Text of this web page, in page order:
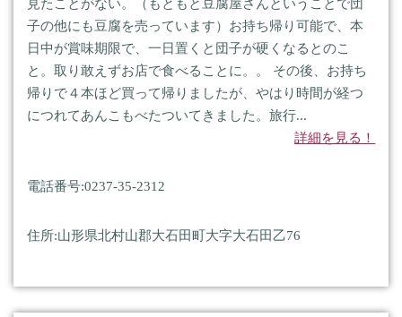
見たことがない。（もともと豆腐屋さんということで団
子の他にも豆腐を売っています）お持ち帰り可能で、本
日中が賞味期限で、一日置くと団子が硬くなるとのこ
と。取り敢えずお店で食べることに。。 その後、お持ち
帰りで４本ほど買って帰りましたが、やはり時間が経つ
につれてあんこもべたついてきました。旅行...
詳細を見る！
電話番号:0237-35-2312
住所:山形県北村山郡大石田町大字大石田乙76